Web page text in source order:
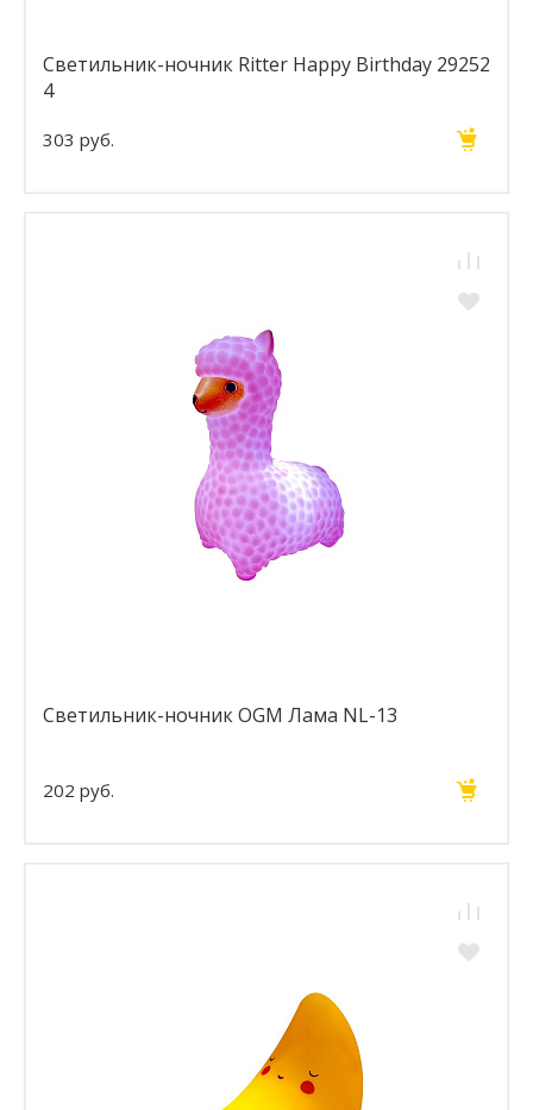
Светильник-ночник Ritter Happy Birthday 29252
4
303 руб.
Светильник-ночник OGM Лама NL-13
202 руб.